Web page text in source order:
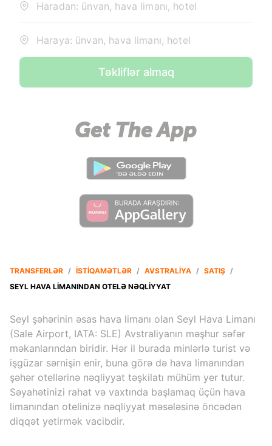
Haradan: ünvan, hava limanı, hotel
Haraya: ünvan, hava limanı, hotel
Təkliflər almaq
TRANSFERLƏR / İSTIQAMƏTLƏR / AVSTRALIYA / SATIŞ /
SEYL HAVA LIMANINDAN OTELƏ NƏQLIYYAT
Seyl şəhərinin əsas hava limanı olan Seyl Hava Limanı
(Sale Airport, IATA: SLE) Avstraliyanın məşhur səfər
məkanlarından biridir. Hər il burada minlərlə turist və
işgüzar sərnişin enir, buna görə də hava limanından
şəhər otellərinə nəqliyyat təşkilatı mühüm yer tutur.
Səyahətinizi rahat və vaxtında başlamaq üçün hava
limanından otelinizə nəqliyyat məsələsinə öncədən
diqqət yetirmək vacibdir.